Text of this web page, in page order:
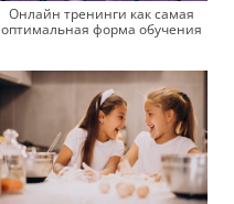
Онлайн тренинги как самая
оптимальная форма обучения